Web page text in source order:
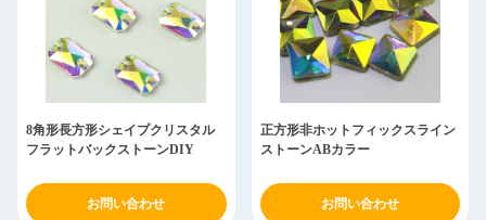
8角形長方形シェイプクリスタル
フラットバックストーンDIY
お問い合わせ
正方形非ホットフィックスライン
ストーンABカラー
お問い合わせ